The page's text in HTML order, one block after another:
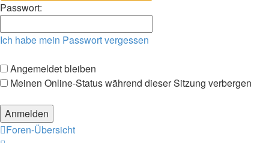
Passwort:
Ich habe mein Passwort vergessen
Angemeldet bleiben
Meinen Online-Status während dieser Sitzung verbergen
Foren-Übersicht